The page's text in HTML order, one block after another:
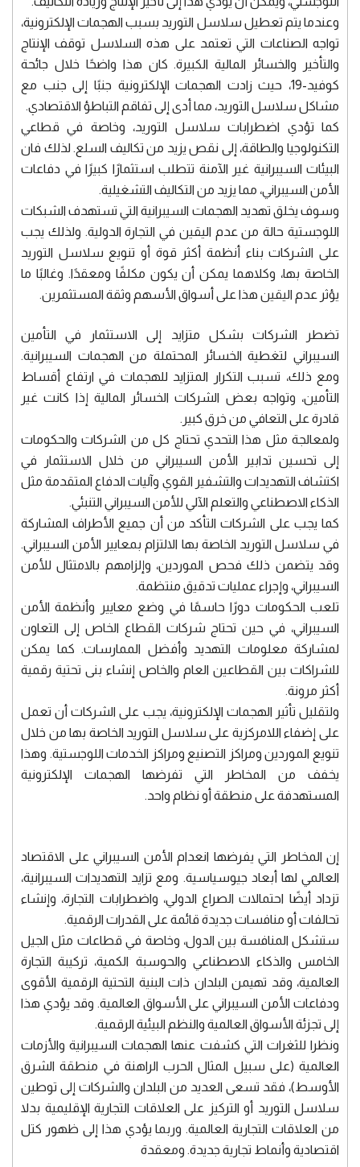
وعندما يتم تعطيل سلاسل التوريد بسبب الهجمات الإلكترونية،
تواجه الصناعات التي تعتمد على هذه السلاسل توقف الإنتاج
والتأخير والخسائر المالية الكبيرة. كان هذا واضحًا خلال جائحة
كوفيد-19، حيث زادت الهجمات الإلكترونية جنبًا إلى جنب مع
مشاكل سلاسل التوريد، مما أدى إلى تفاقم التباطؤ الاقتصادي.
كما تؤدي اضطرابات سلاسل التوريد، وخاصة في قطاعي
التكنولوجيا والطاقة، إلى نقص يزيد من تكاليف السلع. لذلك فان
البيئات السيبرانية غير الآمنة تتطلب استثمارًا كبيرًا في دفاعات
الأمن السيبراني، مما يزيد من التكاليف التشغيلية.
وسوف يخلق تهديد الهجمات السيبرانية التي تستهدف الشبكات
اللوجستية حالة من عدم اليقين في التجارة الدولية. ولذلك يجب
على الشركات بناء أنظمة أكثر قوة أو تنويع سلاسل التوريد
الخاصة بها، وكلاهما يمكن أن يكون مكلفًا ومعقدًا. وغالبًا ما
يؤثر عدم اليقين هذا على أسواق الأسهم وثقة المستثمرين.
تضطر الشركات بشكل متزايد إلى الاستثمار في التأمين
السيبراني لتغطية الخسائر المحتملة من الهجمات السيبرانية.
ومع ذلك، تسبب التكرار المتزايد للهجمات في ارتفاع أقساط
التأمين، وتواجه بعض الشركات الخسائر المالية إذا كانت غير
قادرة على التعافي من خرق كبير.
ولمعالجة مثل هذا التحدي تحتاج كل من الشركات والحكومات
إلى تحسين تدابير الأمن السيبراني من خلال الاستثمار في
اكتشاف التهديدات والتشفير القوي وآليات الدفاع المتقدمة مثل
الذكاء الاصطناعي والتعلم الآلي للأمن السيبراني التنبئي.
كما يجب على الشركات التأكد من أن جميع الأطراف المشاركة
في سلاسل التوريد الخاصة بها الالتزام بمعايير الأمن السيبراني.
وقد يتضمن ذلك فحص الموردين، وإلزامهم بالامتثال للأمن
السيبراني، وإجراء عمليات تدقيق منتظمة.
تلعب الحكومات دورًا حاسمًا في وضع معايير وأنظمة الأمن
السيبراني، في حين تحتاج شركات القطاع الخاص إلى التعاون
لمشاركة معلومات التهديد وأفضل الممارسات. كما يمكن
للشراكات بين القطاعين العام والخاص إنشاء بنى تحتية رقمية
أكثر مرونة.
ولتقليل تأثير الهجمات الإلكترونية، يجب على الشركات أن تعمل
على إضفاء اللامركزية على سلاسل التوريد الخاصة بها من خلال
تنويع الموردين ومراكز التصنيع ومراكز الخدمات اللوجستية. وهذا
يخفف من المخاطر التي تفرضها الهجمات الإلكترونية
المستهدفة على منطقة أو نظام واحد.
إن المخاطر التي يفرضها انعدام الأمن السيبراني على الاقتصاد
العالمي لها أبعاد جيوسياسية. ومع تزايد التهديدات السيبرانية،
تزداد أيضًا احتمالات الصراع الدولي، واضطرابات التجارة، وإنشاء
تحالفات أو منافسات جديدة قائمة على القدرات الرقمية.
ستشكل المنافسة بين الدول، وخاصة في قطاعات مثل الجيل
الخامس والذكاء الاصطناعي والحوسبة الكمية، تركيبة التجارة
العالمية، وقد تهيمن البلدان ذات البنية التحتية الرقمية الأقوى
ودفاعات الأمن السيبراني على الأسواق العالمية. وقد يؤدي هذا
إلى تجزئة الأسواق العالمية والنظم البيئية الرقمية.
ونظرا للثغرات التي كشفت عنها الهجمات السيبرانية والأزمات
العالمية (على سبيل المثال الحرب الراهنة في منطقة الشرق
الأوسط)، فقد تسعى العديد من البلدان والشركات إلى توطين
سلاسل التوريد أو التركيز على العلاقات التجارية الإقليمية بدلا
من العلاقات التجارية العالمية. وربما يؤدي هذا إلى ظهور كتل
اقتصادية وأنماط تجارية جديدة. ومعقدة